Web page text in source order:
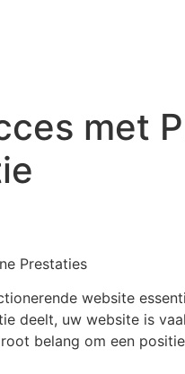
met
Prestaties
website
deelt, uw website is
belang om een